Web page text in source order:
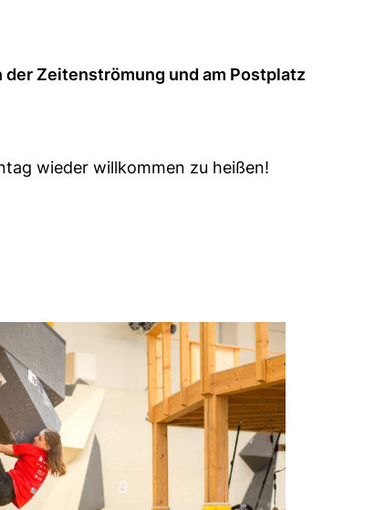
der Zeitenströmung und am Postplatz
wieder willkommen zu heißen!